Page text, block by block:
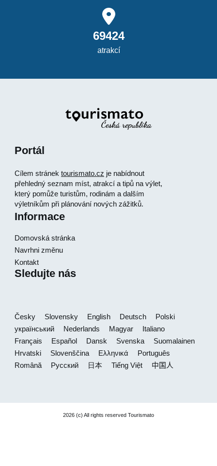
69424
atrakcí
Portál
Cílem stránek tourismato.cz je nabídnout
přehledný seznam míst, atrakcí a tipů na výlet,
který pomůže turistům, rodinám a dalším
výletníkům při plánování nových zážitků.
Informace
Domovská stránka
Navrhni změnu
Kontakt
Sledujte nás
Česky Slovensky English Deutsch
Polski
український
Nederlands Magyar
Italiano
Français
Español Dansk Svenska
Suomalainen
Hrvatski
Slovenščina Ελληνικά
Português
Română
Русский 日本 Tiếng Việt 中国人
2026 (c) All rights reserved Tourismato